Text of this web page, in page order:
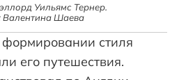
Уильямс Тернер.
Валентина Шаева
стиля
его путешествия.